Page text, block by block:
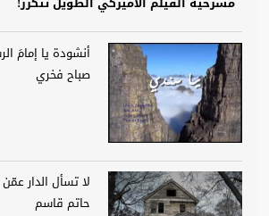
أنشودة يا إمامَ
صباح فخري
لا تسأل الدار
حاتم قاسم